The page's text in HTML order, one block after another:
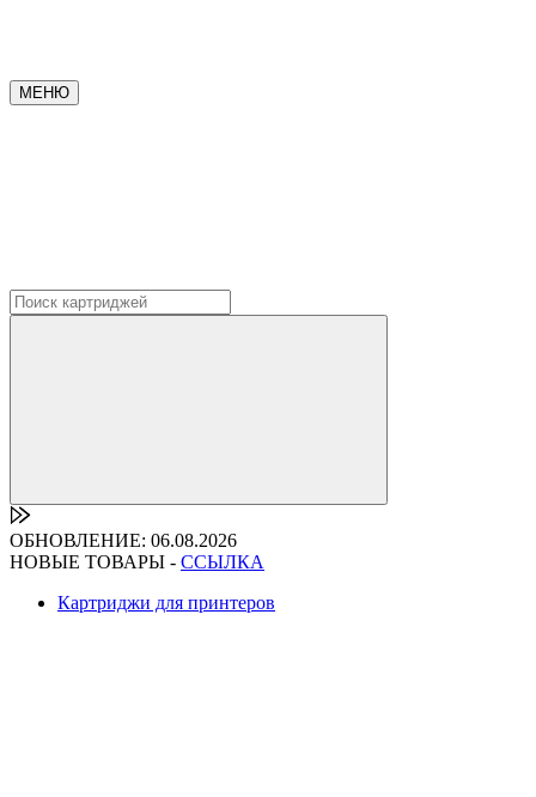
МЕНЮ
ОБНОВЛЕНИЕ: 06.08.2026
НОВЫЕ ТОВАРЫ - ССЫЛКА
Картриджи для принтеров